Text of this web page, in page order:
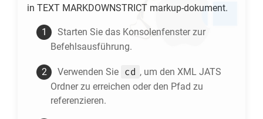
in TEXT MARKDOWNSTRICT markup-dokument.
Starten Sie das Konsolenfenster zur
Befehlsausführung.
Verwenden Sie cd , um den XML JATS
Ordner zu erreichen oder den Pfad zu
referenzieren.